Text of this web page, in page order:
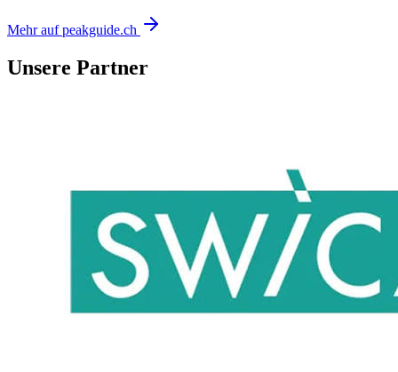
Mehr auf peakguide.ch
Unsere Partner